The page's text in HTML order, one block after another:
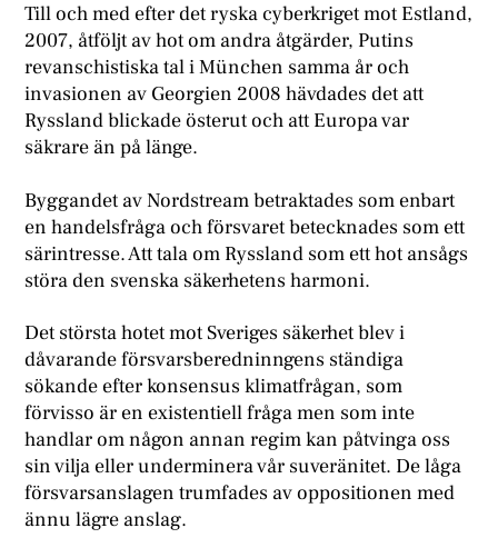
Till och med efter det ryska cyberkriget mot Estland,
2007, åtföljt av hot om andra åtgärder, Putins
revanschistiska tal i München samma år och
invasionen av Georgien 2008 hävdades det att
Ryssland blickade österut och att Europa var
säkrare än på länge.
Byggandet av Nordstream betraktades som enbart
en handelsfråga och försvaret betecknades som ett
särintresse. Att tala om Ryssland som ett hot ansågs
störa den svenska säkerhetens harmoni.
Det största hotet mot Sveriges säkerhet blev i
dåvarande försvarsberedninngens ständiga
sökande efter konsensus klimatfrågan, som
förvisso är en existentiell fråga men som inte
handlar om någon annan regim kan påtvinga oss
sin vilja eller underminera vår suveränitet. De låga
försvarsanslagen trumfades av oppositionen med
ännu lägre anslag.